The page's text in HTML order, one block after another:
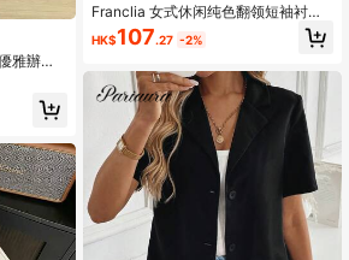
雅辦公
不對稱
上衣
Franclia 女式休闲纯色翻领短袖衬
衫，夏季
HK$107.27 -2%